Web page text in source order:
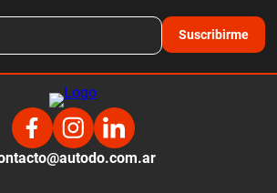
Suscribirme